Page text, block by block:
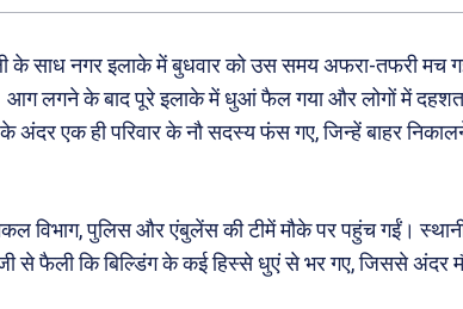
के साध नगर इलाके में बुधवार को उस समय अफरा-तफरी मच
लगने के बाद पूरे इलाके में धुआं फैल गया और लोगों में दहशत
अंदर एक ही परिवार के नौ सदस्य फंस गए, जिन्हें बाहर
विभाग, पुलिस और एंबुलेंस की टीमें मौके पर पहुंच गईं।
से फैली कि बिल्डिंग के कई हिस्से धुएं से भर गए, जिससे अंदर